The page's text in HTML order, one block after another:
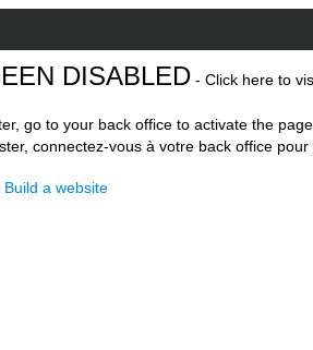
DISABLED - Click here to
go to your back office to activate the
connectez-vous à votre back office
Build a website